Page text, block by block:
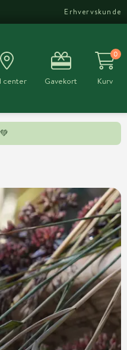
Erhvervskunde
center Gavekort
0
Kurv